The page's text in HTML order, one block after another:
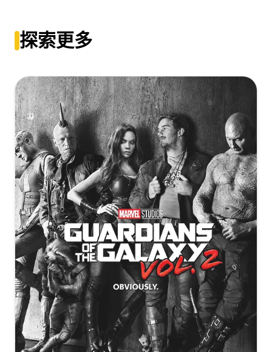
DL.DDP5.1.Atmos.DV.MKV.x265-CM
Glass Onion A Knives Out Mystery 2022 4K WEBRip NF
2160p DTS AC3 DD+ 5.1 Atmos x265-MgB
[13.66GB] 复制 下载
Glass.Onion.A.Knives.Out.Mystery.2022.2160p.NF.WEB-
DL.x265.10bit.SDR.DDP5.1.Atmos-CM
[12.14GB] 复制 下载
Glass.Onion.A.Knives.Out.Mystery.2022.4K.HDR.2160p.WEBDL
Ita Eng x265-NAHOM
[10.03GB] 复制 下载
Glass Onion - Knives Out (2022) 2160p H265 10 bit DV
HDR10+ ita eng AC3 5.1 sub ita eng-Licdom.mkv
[5.37GB] 复制
GalaxyRG[TGx]
DL.HDR.H.265.DDP5.1.Atmos-QuickIO
利刃出鞘2[简繁英字
幕].Glass.Onion.A.Knives.Out.Mystery.2022.2160p.NF.WEB-
DL.DDP.5.1.Atmos.HDR10.H.265-DreamHD
[19.25GB] 复制 下载
利刃出鞘2[杜比视界版本][简繁英字
幕].Glass.Onion.A.Knives.Out.Mystery.2022.2160p.NF.WEB-
DL.DDP.5.1.Atmos.DV.H.265-DreamHD
[19.14GB] 复制 下载
利刃出鞘2[简繁英字
幕].Glass.Onion.A.Knives.Out.Mystery.2022.2160p.NF.WEB-
DL.H.265.DDP5.1.Atmos-QuickIO
[12.27GB] 复制 下载
4K.BD中英双字.mp4
[9.94GB] 复制
探索更多